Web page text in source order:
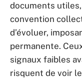
documents
convention
d’évoluer,
permanente.
signaux faibles
risquent de voir